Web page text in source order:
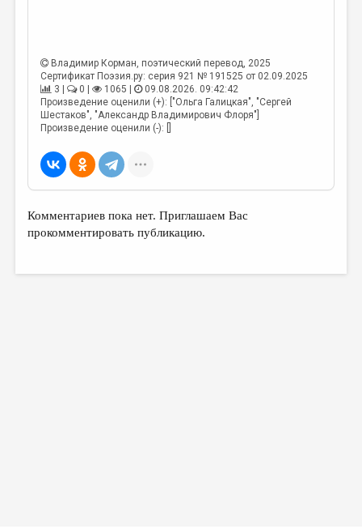
Владимир Корман, поэтический перевод, 2025
Сертификат Поэзия.ру: серия 921 № 191525 от 02.09.2025
3 |
0 | 1065 |
09.08.2026. 09:42:42
Произведение оценили (+): ["Ольга Галицкая", "Сергей
Шестаков", "Александр Владимирович Флоря"]
Произведение оценили (-): []
Комментариев пока нет. Приглашаем Вас
прокомментировать публикацию.